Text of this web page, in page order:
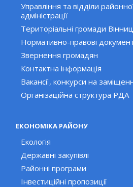
Управління та відділи
адміністрації
Територіальні громади
Нормативно-правові
Звернення громадян
Контактна інформація
Вакансії, конкурси на
Організаційна структура РДА
ЕКОНОМІКА РАЙОНУ
Екологія
Державні закупівлі
Районні програми
Інвестиційні пропозиції